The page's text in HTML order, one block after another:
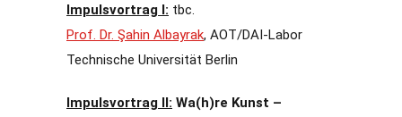
Impulsvortrag I: tbc.
Prof. Dr. Şahin Albayrak, AOT/DAI-Labor
Technische Universität Berlin
Impulsvortrag II: Wa(h)re Kunst –